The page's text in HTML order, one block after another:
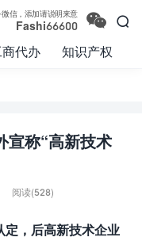

微信，添加请说明来意
Fashi66600 
商代办 知识产权
宣称“高新技术
阅读(528)
定，后高新技术企业